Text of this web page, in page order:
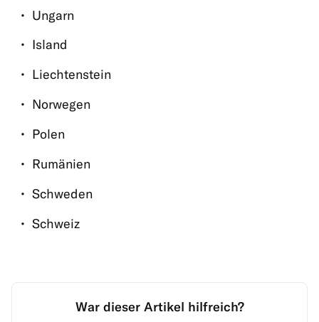
Ungarn
Island
Liechtenstein
Norwegen
Polen
Rumänien
Schweden
Schweiz
War dieser Artikel hilfreich?